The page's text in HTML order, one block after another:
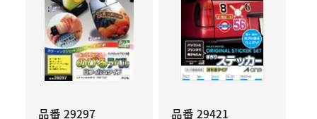
品番 29297
品番 29421